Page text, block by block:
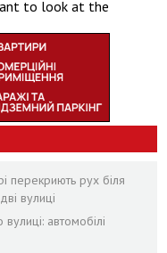
to look at the
перекриють рух біля
вулиці
автомобілі